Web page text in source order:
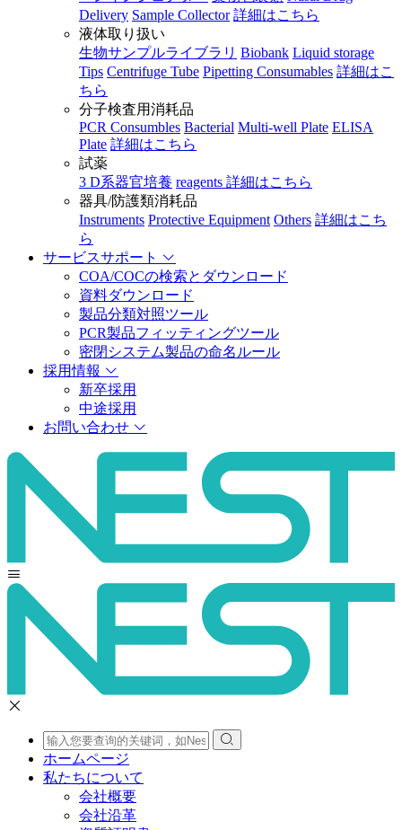
Delivery Sample Collector 詳細はこちら
液体取り扱い
生物サンプルライブラリ Biobank Liquid storage
Tips Centrifuge Tube Pipetting Consumables 詳細はこ
ちら
分子検査用消耗品
PCR Consumbles Bacterial Multi-well Plate ELISA
Plate 詳細はこちら
試薬
3 D系器官培養 reagents 詳細はこちら
器具/防護類消耗品
Instruments Protective Equipment Others 詳細はこち
ら
サービスサポート
COA/COCの検索とダウンロード
資料ダウンロード
製品分類対照ツール
PCR製品フィッティングツール
密閉システム製品の命名ルール
採用情報
新卒採用
中途採用
お問い合わせ
ホームページ
私たちについて
会社概要
会社沿革